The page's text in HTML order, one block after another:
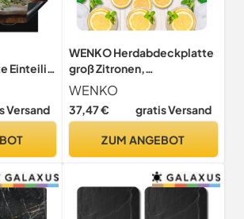
Einteilig
für
Versand
WENKO Herdabdeckplatte
groß Zitronen,
Herdabdeckung für
Glaskeramik-Kochfelder,
Gehärtetes Glas, 56 x 50
WENKO
37,47 € gratis Versand
ZUM ANGEBOT